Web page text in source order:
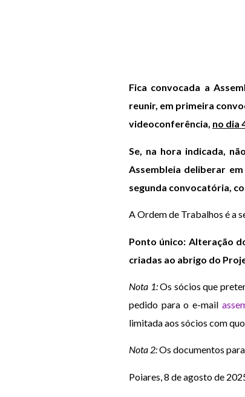
Fica convocada a
reunir, em primeira
videoconferência, no dia
Se, na hora indicada,
Assembleia deliberar
segunda convocatória,
A Ordem de Trabalhos é a
Ponto único: Alteração
criadas ao abrigo do
Nota 1:Os sócios que
pedido para o e-mail
limitada aos sócios com
Nota 2:Os documentos
Poiares, 8 de agosto de